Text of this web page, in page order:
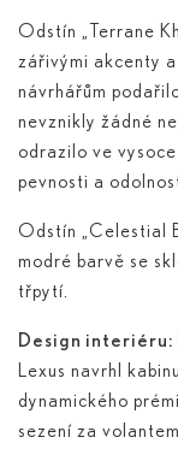
Odstín „Terrane
zářivými akcenty
návrhářům
nevznikly žádné
odrazilo ve
pevnosti a
Odstín „Celestial
modré barvě se
třpytí.
Design interiéru:
Lexus navrhl
dynamického
sezení za